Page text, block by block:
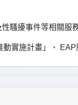
騷擾事件等相關服
實施計畫」、 EAP